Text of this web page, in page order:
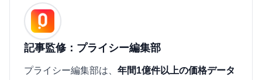
記事監修：プライシー編集部
プライシー編集部は、 年間1億件以上の価格データ